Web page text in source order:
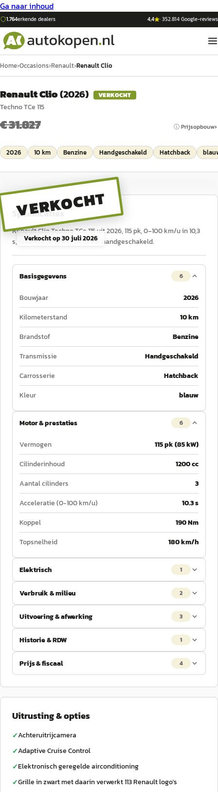
Ga naar inhoud
1.764erkende dealers 4,4 ·352.814Google-reviews
Home›Occasions›Renault›Renault Clio
Renault Clio(2026) VERKOCHT
Techno TCe 115
€ 31.827 ⓘ Prijsopbouw
2026 10 km Benzine Handgeschakeld Hatchback
VERKOCHT
Verkocht op30 juli 2026
Specificaties
Renault Clio Techno TCe 115 uit 2026, 115 pk, 0–100 km/u in 10,3
s, tellerstand 10 km, benzine, handgeschakeld.
Basisgegevens 6
Bouwjaar
2026
Kilometerstand
10 km
Brandstof
Benzine
Transmissie
Handgeschakeld
Carrosserie
Hatchback
Kleur
blauw
Motor & prestaties 6
Vermogen
115 pk (85 kW)
Cilinderinhoud
1200 cc
Aantal cilinders
3
Acceleratie (0-100 km/u)
10.3 s
Koppel
190 Nm
Topsnelheid
180 km/h
Elektrisch 1
Verbruik & milieu 2
Uitvoering & afwerking 3
Historie & RDW 1
Prijs & fiscaal 4
Uitrusting & opties
✓Achteruitrijcamera
✓Adaptive Cruise Control
✓Elektronisch geregelde airconditioning
✓Grille in zwart met daarin verwerkt 113 Renault logo's